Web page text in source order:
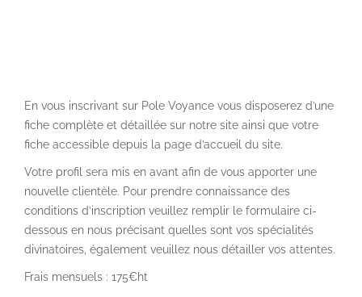
En vous inscrivant sur Pole Voyance vous disposerez d’une
fiche complète et détaillée sur notre site ainsi que votre
fiche accessible depuis la page d’accueil du site.
Votre profil sera mis en avant afin de vous apporter une
nouvelle clientèle. Pour prendre connaissance des
conditions d’inscription veuillez remplir le formulaire ci-
dessous en nous précisant quelles sont vos spécialités
divinatoires, également veuillez nous détailler vos attentes.
Frais mensuels : 175€ht